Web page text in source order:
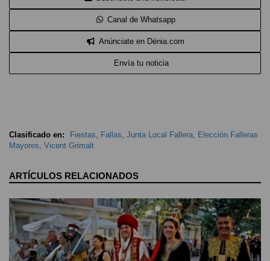
Canal de Whatsapp
Anúnciate en Dénia.com
Envía tu noticia
Clasificado en: Fiestas Fallas Junta Local Fallera Elección Falleras
Mayores Vicent Grimalt
ARTÍCULOS RELACIONADOS